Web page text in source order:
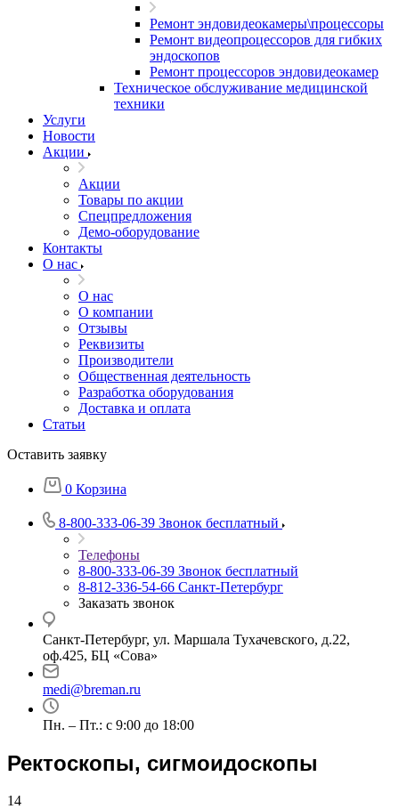
Ремонт эндовидеокамеры\процессоры
Ремонт видеопроцессоров для гибких
эндоскопов
Ремонт процессоров эндовидеокамер
Техническое обслуживание медицинской
техники
Услуги
Новости
Акции
Акции
Товары по акции
Спецпредложения
Демо-оборудование
Контакты
О нас
О нас
О компании
Отзывы
Реквизиты
Производители
Общественная деятельность
Разработка оборудования
Доставка и оплата
Статьи
Оставить заявку
0 Корзина
8-800-333-06-39 Звонок бесплатный
Телефоны
8-800-333-06-39 Звонок бесплатный
8-812-336-54-66 Санкт-Петербург
Заказать звонок
Санкт-Петербург, ул. Маршала Тухачевского, д.22,
оф.425, БЦ «Сова»
medi@breman.ru
Пн. – Пт.: с 9:00 до 18:00
Ректоскопы, сигмоидоскопы
14